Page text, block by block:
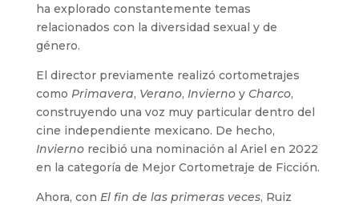
ha explorado constantemente temas
relacionados con la diversidad sexual y de
género.
El director previamente realizó cortometrajes
como Primavera, Verano, Inviernoy Charco,
construyendo una voz muy particular dentro del
cine independiente mexicano. De hecho,
Inviernorecibió una nominación al Ariel en 2022
en la categoría de Mejor Cortometraje de Ficción.
Ahora, con El fin de las primeras veces, Ruiz